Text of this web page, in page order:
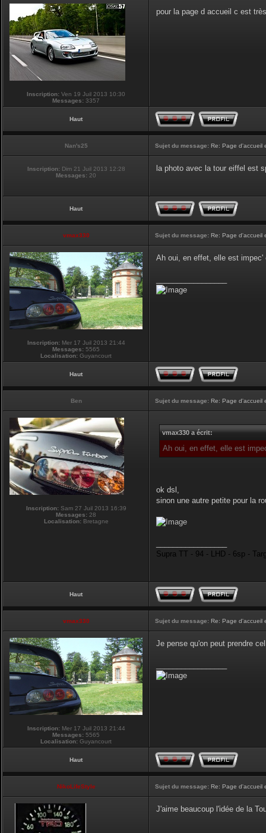
Inscription: Ven 19 Juil 2013 10:30
Messages: 3357
pour la page d accueil c est
Haut
Nan's25 Sujet du message: Re: Page d'accueil
Inscription: Dim 21 Juil 2013 12:28
Messages: 20
la photo avec la tour eiffel est
Haut
vmax330 Sujet du message: Re: Page d'accueil
Inscription:Mer 17 Juil 2013 21:44
Messages: 5565
Localisation: Guyancourt
Ah oui, en effet, elle est impec'
Haut
Ben Sujet du message: Re: Page d'accueil
Inscription:Sam 27 Juil 2013 16:39
Messages: 28
Localisation:Bretagne
vmax330 a écrit:
Ah oui, en effet, elle est
ok dsl,
sinon une autre petite pour la
Supra TT - 94 - LHD - 6sp -
Haut
vmax330 Sujet du message: Re: Page d'accueil
Inscription:Mer 17 Juil 2013 21:44
Messages: 5565
Localisation: Guyancourt
Je pense qu'on peut prendre
Haut
NikoLifeStyle Sujet du message: Re: Page d'accueil
J'aime beaucoup l'idée de la